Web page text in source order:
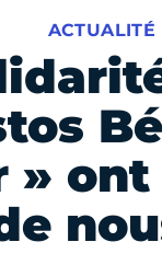
» ont
ACTUALITÉ